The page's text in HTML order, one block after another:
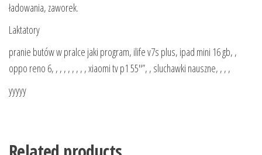
ładowania, zaworek.
Laktatory
pranie butów w pralce jaki program, ilife v7s plus, ipad mini 16 gb, ,
oppo reno 6, , , , , , , , , xiaomi tv p1 55″”, , sluchawki nauszne, , , ,
yyyyy